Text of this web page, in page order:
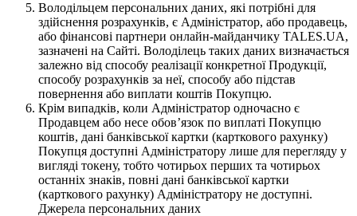
Володільцем персональних даних, які потрібні для
здійснення розрахунків, є Адміністратор, або продавець,
або фінансові партнери онлайн-майданчику TALES.UA,
зазначені на Сайті. Володілець таких даних визначається
залежно від способу реалізації конкретної Продукції,
способу розрахунків за неї, способу або підстав
повернення або виплати коштів Покупцю.
Крім випадків, коли Адміністратор одночасно є
Продавцем або несе обов’язок по виплаті Покупцю
коштів, дані банківської картки (карткового рахунку)
Покупця доступні Адміністратору лише для перегляду у
вигляді токену, тобто чотирьох перших та чотирьох
останніх знаків, повні дані банківської картки
(карткового рахунку) Адміністратору не доступні.
Джерела персональних даних